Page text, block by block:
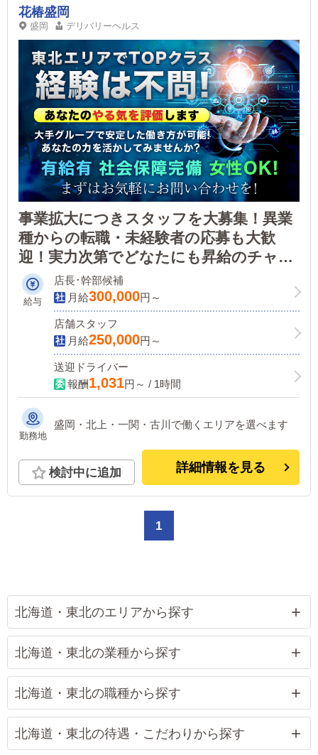
花椿盛岡
盛岡 デリバリーヘルス
事業拡大につきスタッフを大募集！異業
種からの転職・未経験者の応募も大歓
迎！実力次第でどなたにも昇給のチャン
スがあります。大手グループ経営で安定
した働き方が可能！あなたの力を活かし
てみませんか？
給与
店長･幹部候補
月給300,000円～
店舗スタッフ
月給250,000円～
送迎ドライバー
報酬1,031円～ / 1時間
勤務地
盛岡・北上・一関・古川で働くエリアを選べます
検討中に追加 詳細情報を見る
1
北海道・東北のエリアから探す
北海道・東北の業種から探す
北海道・東北の職種から探す
北海道・東北の待遇・こだわりから探す